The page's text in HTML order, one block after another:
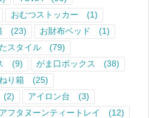
おむつストッカー
(1)
(23) お財布ベッド
(1)
スタイル
(79)
(9) がま口ボックス
(38)
り箱
(25)
(2) アイロン台
(3)
アフタヌーンティートレイ
(12)